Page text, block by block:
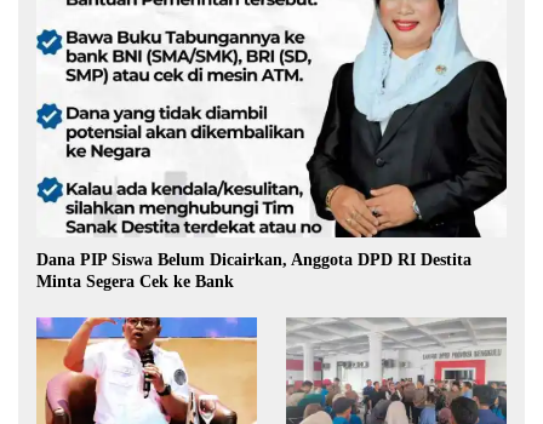
Dana PIP Siswa Belum Dicairkan, Anggota DPD RI Destita
Minta Segera Cek ke Bank